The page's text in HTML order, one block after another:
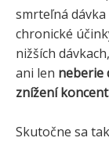
smrteľná
chronické
nižších
ani len neberie
znížení
Skutočne sa